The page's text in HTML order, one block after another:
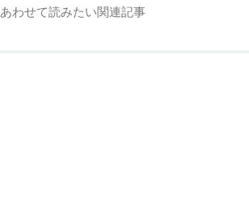
あわせて読みたい関連記事